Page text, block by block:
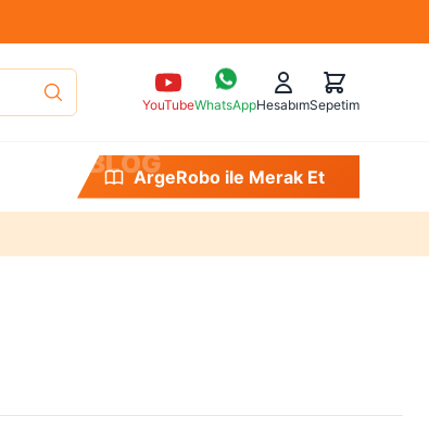
YouTubeWhatsAppHesabımSepetim
BLOG
ArgeRobo ile Merak Et